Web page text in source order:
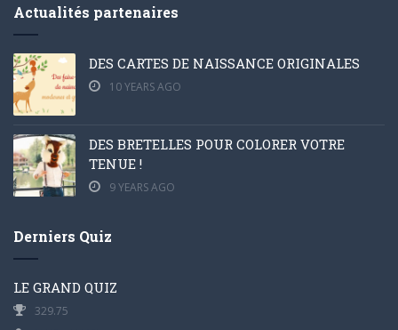
Actualités partenaires
DES CARTES DE NAISSANCE ORIGINALES
10 YEARS AGO
DES BRETELLES POUR COLORER VOTRE
TENUE !
9 YEARS AGO
Derniers Quiz
LE GRAND QUIZ
329.75